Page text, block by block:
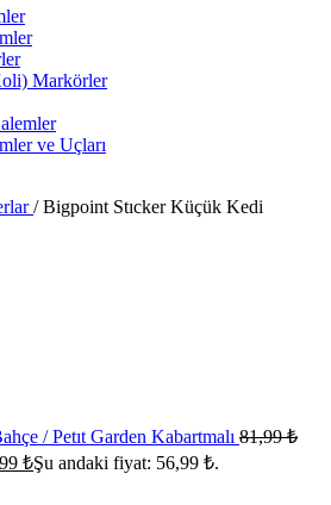
Markörler
ve Uçları
/ Bigpoint Stıcker Küçük Kedi
/ Petıt Garden Kabartmalı 81,99₺
₺Şu andaki fiyat: 56,99 ₺.